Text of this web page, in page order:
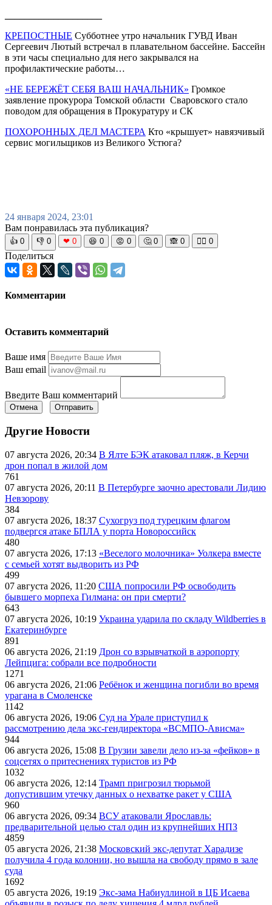
КРЕПОСТНЫЕ Субботнее утро начальник ГУВД Иван
Сергеевич Лютый встречал в плавательном бассейне. Бассейн
в эти часы специально для него закрывался на
профилактические работы…
«НЕ БЕРЕЖЁТ СЕБЯ ВАШ НАЧАЛЬНИК» Громкое
заявление прокурора Томской области Сваровского стало
поводом для обращения в Прокуратуру и СК
ПОХОРОННЫХ ДЕЛ МАСТЕРА Кто «крышует» навязчивый
сервис могильщиков из Великого Устюга?
24 января 2024, 23:01
Вам понравилась эта публикация?
👍 0 👎 0 ❤ 0 😆 0 😡 0 🤔 0 🙈 0 🧘‍♀️ 0
Поделиться
Комментарии
Оставить комментарий
Ваше имя
Ваш email
Введите Ваш комментарий
Отмена Отправить
Другие Новости
07 августа 2026, 20:34 В Ялте БЭК атаковал пляж, в Керчи
дрон попал в жилой дом
761
07 августа 2026, 20:11 В Петербурге заочно арестовали Лидию
Невзорову
384
07 августа 2026, 18:37 Сухогруз под турецким флагом
подвергся атаке БПЛА у порта Новороссийск
480
07 августа 2026, 17:13 «Веселого молочника» Уолкера вместе
с семьей хотят выдворить из РФ
499
07 августа 2026, 11:20 США попросили РФ освободить
бывшего морпеха Гилмана: он при смерти?
643
07 августа 2026, 10:19 Украина ударила по складу Wildberries в
Екатеринбурге
891
06 августа 2026, 21:19 Дрон со взрывчаткой в аэропорту
Лейпцига: собрали все подробности
1271
06 августа 2026, 21:06 Ребёнок и женщина погибли во время
урагана в Смоленске
1142
06 августа 2026, 19:06 Суд на Урале приступил к
рассмотрению дела экс-гендиректора «ВСМПО-Ависма»
944
06 августа 2026, 15:08 В Грузии завели дело из-за «фейков» в
соцсетях о притеснениях туристов из РФ
1032
06 августа 2026, 12:14 Трамп пригрозил тюрьмой
допустившим утечку данных о нехватке ракет у США
960
06 августа 2026, 09:34 ВСУ атаковали Ярославль:
предварительной целью стал один из крупнейших НПЗ
4859
05 августа 2026, 21:38 Московский экс-депутат Харадизе
получила 4 года колонии, но вышла на свободу прямо в зале
суда
1692
05 августа 2026, 19:19 Экс-зама Набиуллиной в ЦБ Исаева